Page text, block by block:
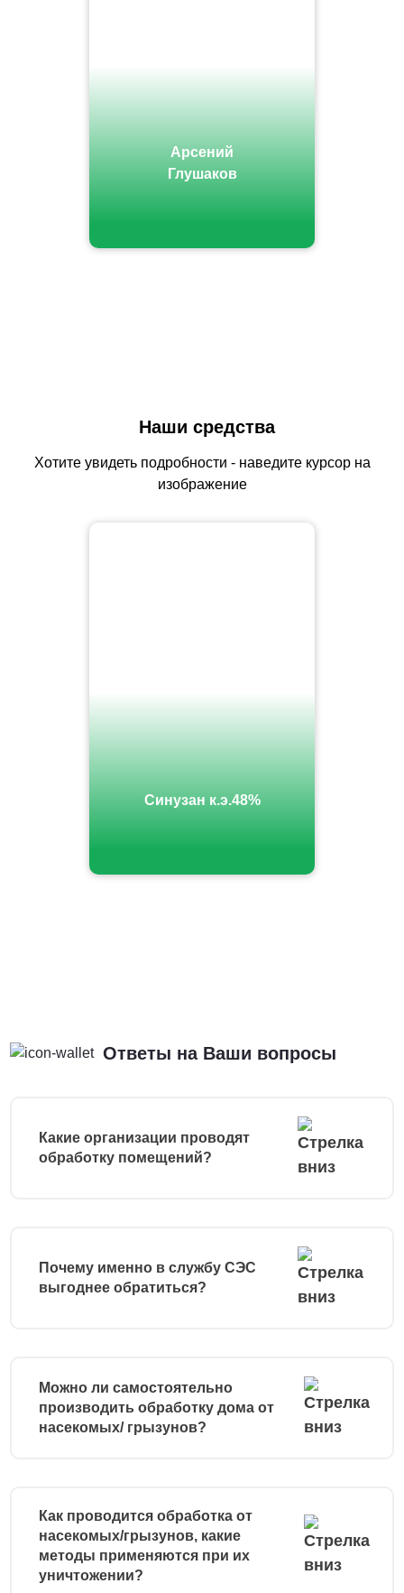
Арсений
Глушаков
Наши средства
Хотите увидеть подробности - наведите курсор на
изображение
Синузан к.э.48%
Ответы на Ваши вопросы
Какие организации проводят
обработку помещений?
Почему именно в службу СЭС
выгоднее обратиться?
Можно ли самостоятельно
производить обработку дома от
насекомых/ грызунов?
Как проводится обработка от
насекомых/грызунов, какие
методы применяются при их
уничтожении?